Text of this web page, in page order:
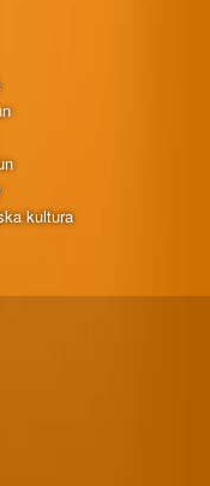
kultura